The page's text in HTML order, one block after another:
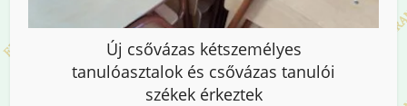
Új csővázas kétszemélyes
tanulóasztalok és csővázas tanulói
székek érkeztek